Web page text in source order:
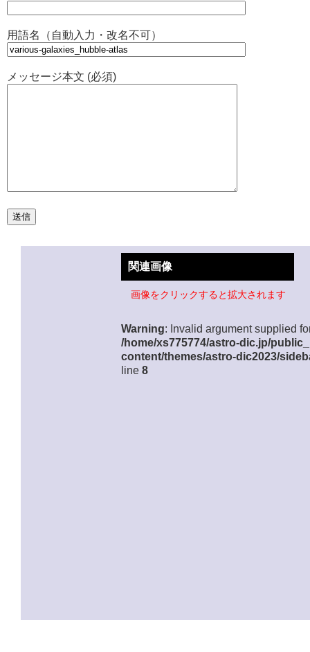
用語名（自動入力・改名不可）
メッセージ本文 (必須)
関連画像
画像をクリックすると拡大されます
Warning: Invalid argument supplied
/home/xs775774/astro-dic.jp/
content/themes/astro-dic2023/
line 8